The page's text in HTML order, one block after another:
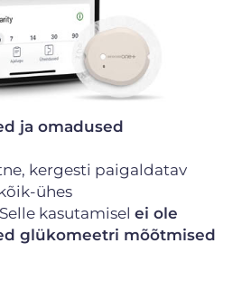
ja omadused
kergesti paigaldatav
ühes
kasutamisel ei ole
glükomeetri mõõtmised